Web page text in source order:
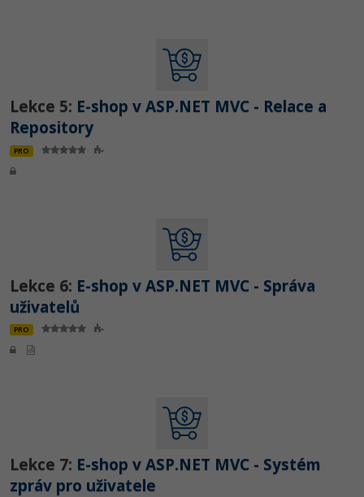
Lekce 5: E-shop v ASP.NET MVC - Relace a
Repository
PRO
Lekce 6: E-shop v ASP.NET MVC - Správa
uživatelů
PRO
Lekce 7: E-shop v ASP.NET MVC - Systém
zpráv pro uživatele